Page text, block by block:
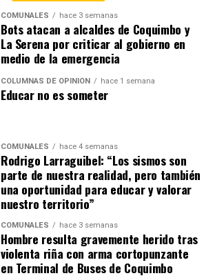
COMUNALES hace 3 semanas
Bots atacan a alcaldes de Coquimbo y
La Serena por criticar al gobierno en
medio de la emergencia
COLUMNAS DE OPINIÓN hace 1 semana
Educar no es someter
COMUNALES hace 4 semanas
Rodrigo Larraguibel: “Los sismos son
parte de nuestra realidad, pero también
una oportunidad para educar y valorar
nuestro territorio”
COMUNALES hace 3 semanas
Hombre resulta gravemente herido tras
violenta riña con arma cortopunzante
en Terminal de Buses de Coquimbo